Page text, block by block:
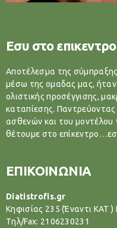
Εσυ στο
Αποτέλεσμα της
μέσω της ομαδας μας, ήταν
ολιστικής προσέγγισης,
καταπίεσης. Παντρεύοντας
ασθενών και του
θέτουμε στο
ΕΠΙΚΟΙΝΩΝΙΑ
Diatistrofis.gr
Κηφισίας 235 (Έναντι ΚΑΤ )
Tηλ/Fax: 2106230231